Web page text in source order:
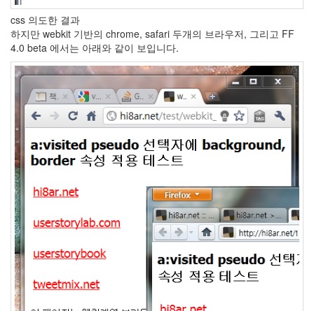
css 의도한 결과
하지만 webkit 기반의 chrome, safari 두개의 브라우저, 그리고 FF
4.0 beta 에서는 아래와 같이 보입니다.
째..;;
userstorybook
gossips
안
Kelly
아?